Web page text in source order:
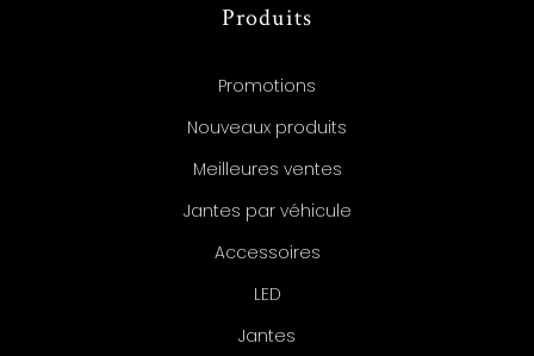
Produits
Promotions
Nouveaux produits
Meilleures ventes
Jantes par véhicule
Accessoires
LED
Jantes